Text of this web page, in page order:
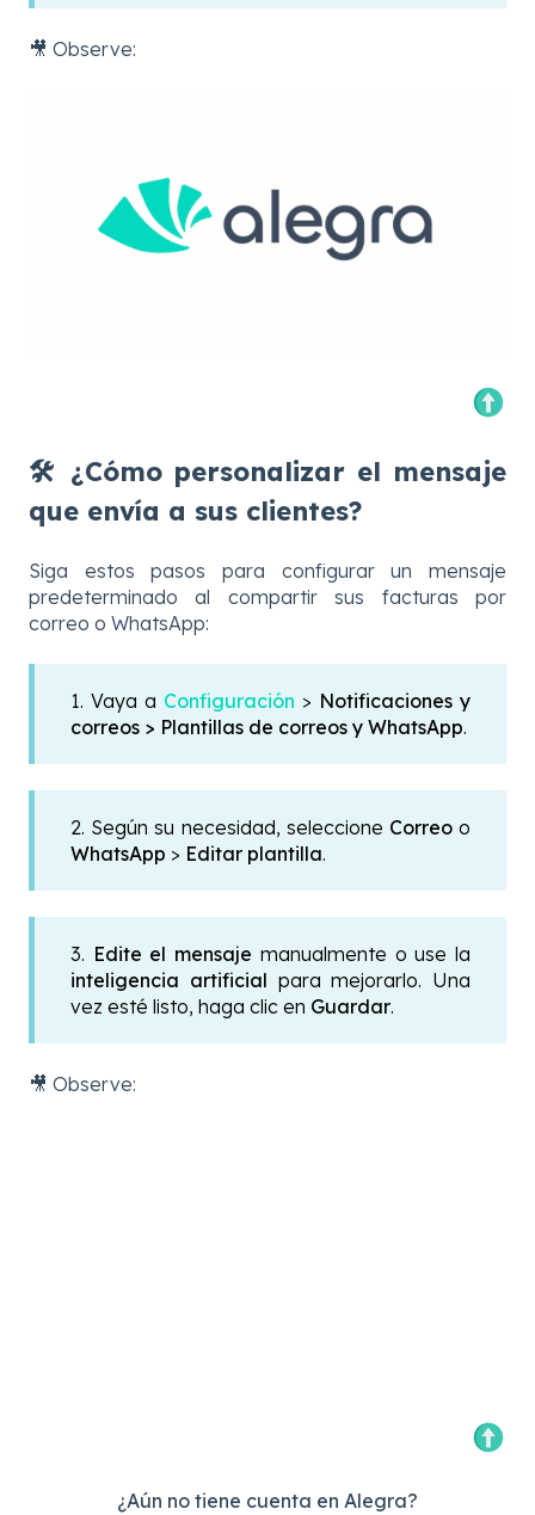
🎥 Observe:
🛠 ¿Cómo personalizar el mensaje
que envía a sus clientes?
Siga estos pasos para configurar un mensaje
predeterminado al compartir sus facturas por
correo o WhatsApp:
1. Vaya a Configuración > Notificaciones y
correos > Plantillas de correos y WhatsApp.
2. Según su necesidad, seleccione Correoo
WhatsApp > Editar plantilla.
3. Edite el mensaje manualmente o use la
inteligencia artificial para mejorarlo. Una
vez esté listo, haga clic en Guardar.
🎥 Observe:
¿Aún no tiene cuenta en Alegra?